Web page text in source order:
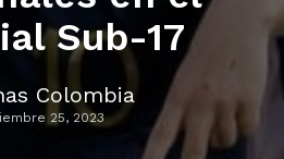
Sub-17
Colombia
25, 2023